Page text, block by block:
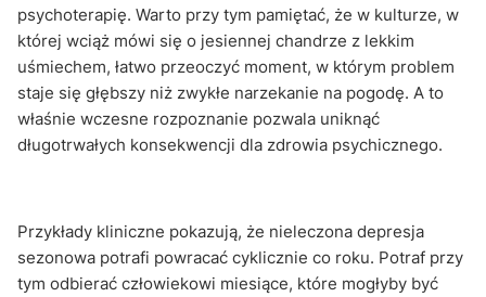
psychoterapię. Warto przy tym pamiętać, że w kulturze, w
której wciąż mówi się o jesiennej chandrze z lekkim
uśmiechem, łatwo przeoczyć moment, w którym problem
staje się głębszy niż zwykłe narzekanie na pogodę. A to
właśnie wczesne rozpoznanie pozwala uniknąć
długotrwałych konsekwencji dla zdrowia psychicznego.
Przykłady kliniczne pokazują, że nieleczona depresja
sezonowa potrafi powracać cyklicznie co roku. Potraf przy
tym odbierać człowiekowi miesiące, które mogłyby być